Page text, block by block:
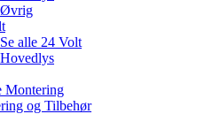
Øvrig
Se alle 24 Volt
Hovedlys
Montering
og Tilbehør